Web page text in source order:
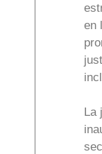
en
La